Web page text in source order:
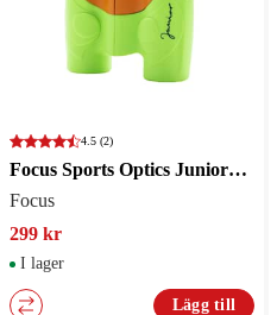
4.5 (2)
Focus Sports Optics Juniorkikare 6x21 Grön/Orange
Focus
299 kr
I lager
Lägg till